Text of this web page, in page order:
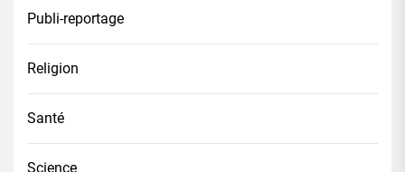
Publi-reportage
Religion
Santé
Science